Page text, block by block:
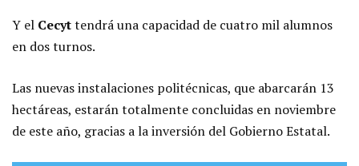
Y el Cecyttendrá una capacidad de cuatro mil alumnos
en dos turnos.
Las nuevas instalaciones politécnicas, que abarcarán 13
hectáreas, estarán totalmente concluidas en noviembre
de este año, gracias a la inversión del Gobierno Estatal.